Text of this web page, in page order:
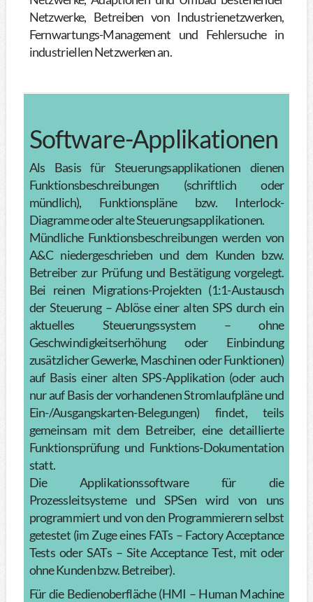
Netzwerke, Betreiben von Industrienetzwerken,
Fernwartungs-Management und Fehlersuche in
industriellen Netzwerken an.
Software-Applikationen
Als Basis für Steuerungsapplikationen dienen
Funktionsbeschreibungen (schriftlich oder
mündlich), Funktionspläne bzw. Interlock-
Diagramme oder alte Steuerungsapplikationen.
Mündliche Funktionsbeschreibungen werden von
A&C niedergeschrieben und dem Kunden bzw.
Betreiber zur Prüfung und Bestätigung vorgelegt.
Bei reinen Migrations-Projekten (1:1-Austausch
der Steuerung – Ablöse einer alten SPS durch ein
aktuelles Steuerungssystem – ohne
Geschwindigkeitserhöhung oder Einbindung
zusätzlicher Gewerke, Maschinen oder Funktionen)
auf Basis einer alten SPS-Applikation (oder auch
nur auf Basis der vorhandenen Stromlaufpläne und
Ein-/Ausgangskarten-Belegungen) findet, teils
gemeinsam mit dem Betreiber, eine detaillierte
Funktionsprüfung und Funktions-Dokumentation
statt.
Die Applikationssoftware für die
Prozessleitsysteme und SPSen wird von uns
programmiert und von den Programmierern selbst
getestet (im Zuge eines FATs – Factory Acceptance
Tests oder SATs – Site Acceptance Test, mit oder
ohne Kunden bzw. Betreiber).
Für die Bedienoberfläche (HMI – Human Machine